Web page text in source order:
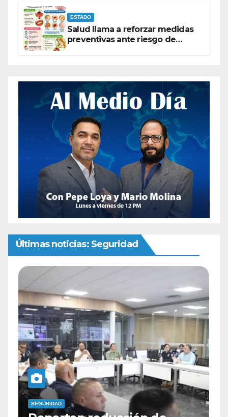
ESTADO
Salud llama a reforzar medidas
preventivas ante riesgo de
Últimas noticias: Seguridad
SEGURIDAD